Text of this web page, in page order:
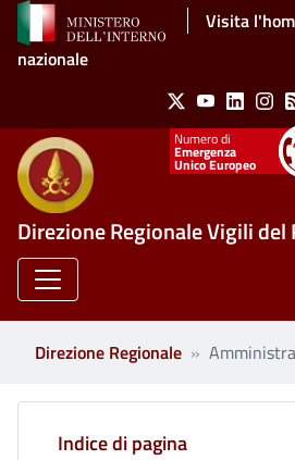
Salta al contenuto principale
Visita
nazionale
Social
X YoutubeLinkedin
Emergenza
Unico Europeo
Direzione Regionale Vigili del
Direzione Regionale
Indice di pagina